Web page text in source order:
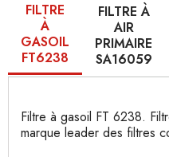
FILTRE
À
GASOIL
FT6238
FILTRE À
AIR
PRIMAIRE
SA16059
Filtre à gasoil FT 6238.
marque leader des filtres